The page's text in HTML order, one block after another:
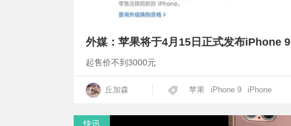
外媒：苹果将于4月15日正式发布iPhone 9
起售价不到3000元
丘加森 苹果 iPhone 9 iPhone
快讯